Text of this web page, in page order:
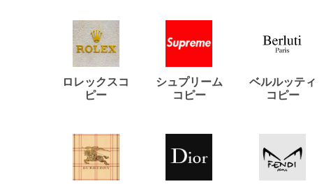
ロレックスコ
ピー
シュプリーム
コピー
ベルルッティ
コピー